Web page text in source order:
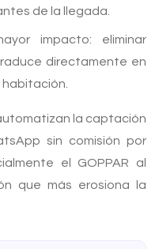
de la llegada.
impacto: eliminar
directamente en
la captación
sin comisión por
el GOPPAR al
que más erosiona la